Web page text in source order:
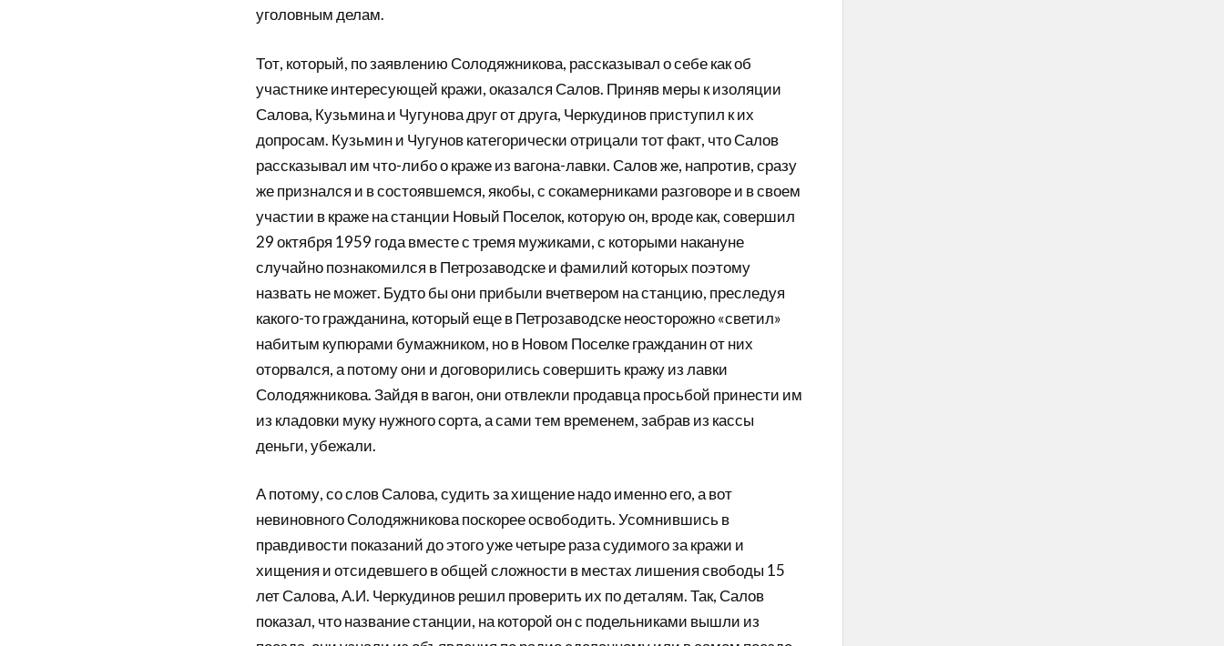
уголовным делам.
Тот, который, по заявлению Солодяжникова, рассказывал о себе как об
участнике интересующей кражи, оказался Салов. Приняв меры к изоляции
Салова, Кузьмина и Чугунова друг от друга, Черкудинов приступил к их
допросам. Кузьмин и Чугунов категорически отрицали тот факт, что Салов
рассказывал им что-либо о краже из вагона-лавки. Салов же, напротив, сразу
же признался и в состоявшемся, якобы, с сокамерниками разговоре и в своем
участии в краже на станции Новый Поселок, которую он, вроде как, совершил
29 октября 1959 года вместе с тремя мужиками, с которыми накануне
случайно познакомился в Петрозаводске и фамилий которых поэтому
назвать не может. Будто бы они прибыли вчетвером на станцию, преследуя
какого-то гражданина, который еще в Петрозаводске неосторожно «светил»
набитым купюрами бумажником, но в Новом Поселке гражданин от них
оторвался, а потому они и договорились совершить кражу из лавки
Солодяжникова. Зайдя в вагон, они отвлекли продавца просьбой принести им
из кладовки муку нужного сорта, а сами тем временем, забрав из кассы
деньги, убежали.
А потому, со слов Салова, судить за хищение надо именно его, а вот
невиновного Солодяжникова поскорее освободить. Усомнившись в
правдивости показаний до этого уже четыре раза судимого за кражи и
хищения и отсидевшего в общей сложности в местах лишения свободы 15
лет Салова, А.И. Черкудинов решил проверить их по деталям. Так, Салов
показал, что название станции, на которой он с подельниками вышли из